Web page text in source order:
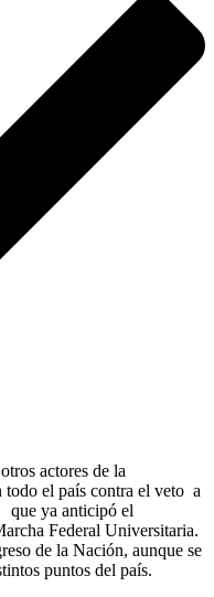
actores de la
todo el país contra el veto a
que ya anticipó el
Federal Universitaria.
de la Nación, aunque se
puntos del país.